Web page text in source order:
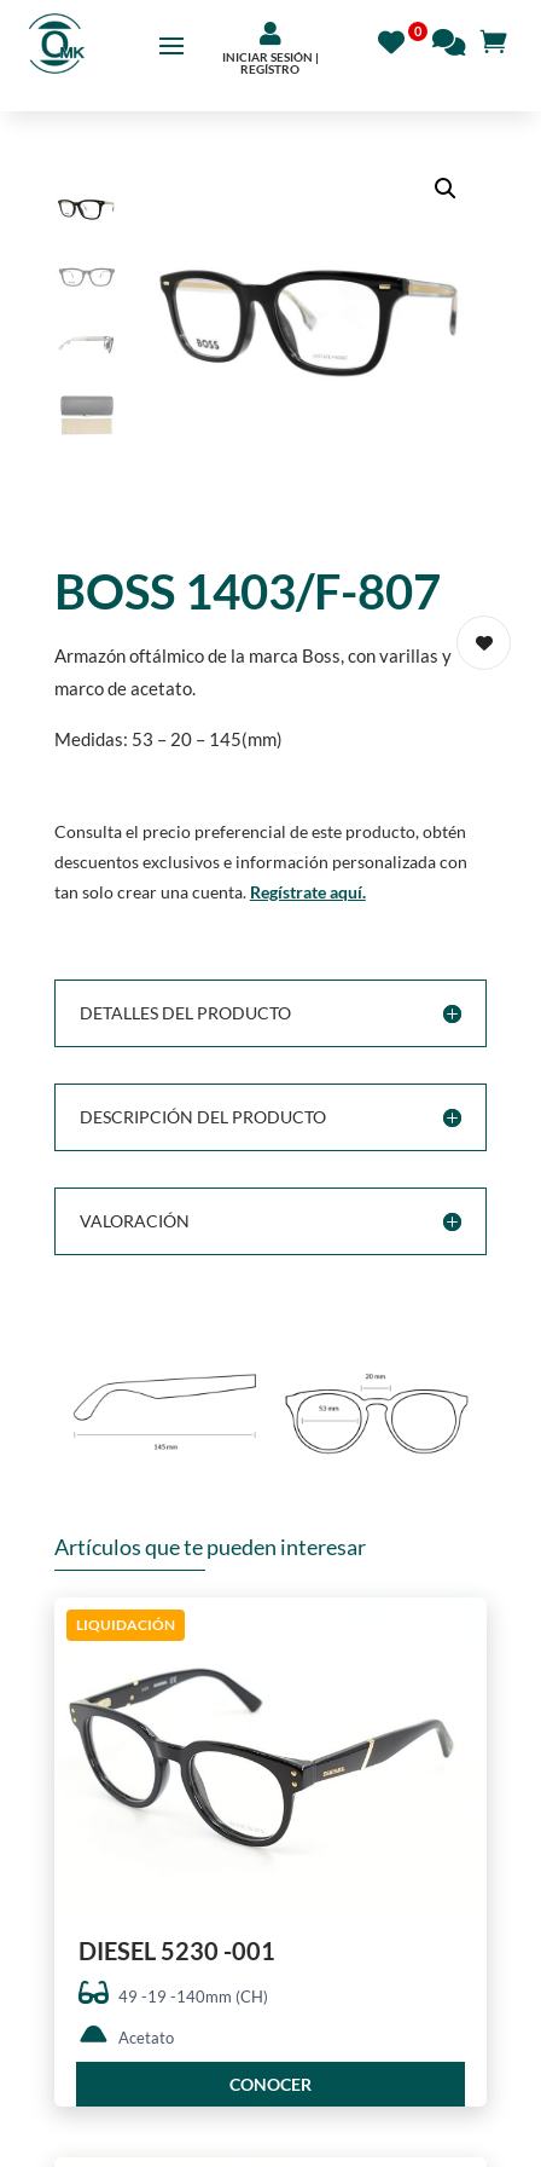

INICIAR SESIÓN |
REGÍSTRO
BOSS 1403/F-807
Armazón oftálmico de la marca Boss, con varillas y
marco de acetato.
Medidas: 53 – 20 – 145(mm)
Consulta el precio preferencial de este producto, obtén
descuentos exclusivos e información personalizada con
tan solo crear una cuenta. Regístrate aquí.
DETALLES DEL PRODUCTO
DESCRIPCIÓN DEL PRODUCTO
VALORACIÓN
Artículos que te pueden interesar
LIQUIDACIÓN
DIESEL 5230 -001
49 -19 -140mm (CH)
Acetato
CONOCER